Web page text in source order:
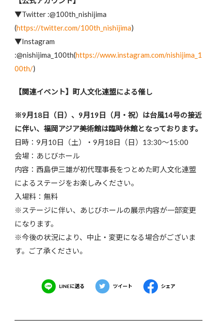
▼Twitter :@100th_nishijima
(https://twitter.com/100th_nishijima)
▼Instagram
:@nishijima_100th(https://www.instagram.com/nishijima_1
00th/)
【関連イベント】町人文化連盟による催し
※9月18日（日）、9月19日（月・祝）は台風14号の接近
に伴い、福岡アジア美術館は臨時休館となっております。
日時：9月10日（土）・9月18日（日）13:30～15:00
会場：あじびホール
内容：西島伊三雄が初代理事長をつとめた町人文化連盟
によるステージをお楽しみください。
入場料：無料
※ステージに伴い、あじびホールの展示内容が一部変更
になります。
※今後の状況により、中止・変更になる場合がございま
す。ご了承ください。
LINEに送る ツイート シェア